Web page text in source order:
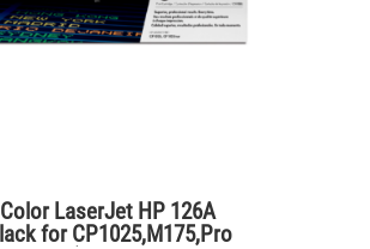
LaserJet HP 126A
for CP1025,M175,Pro